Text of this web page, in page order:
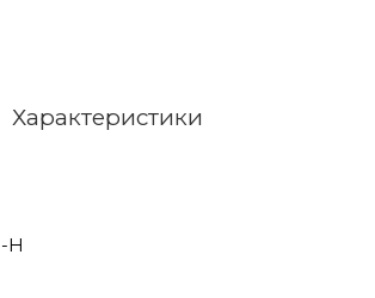
Характеристики
H